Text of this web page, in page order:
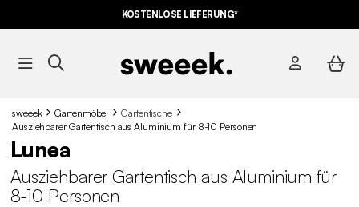
AUF DER SCHNÄPPCHEN* MIT DEM CODE
KOSTENLOSE LIEFERUNG*
sweeek Gartenmöbel
Gartentische
Ausziehbarer Gartentisch aus Aluminium für 8-10 Personen
Lunea
Ausziehbarer Gartentisch aus Aluminium für
8-10 Personen